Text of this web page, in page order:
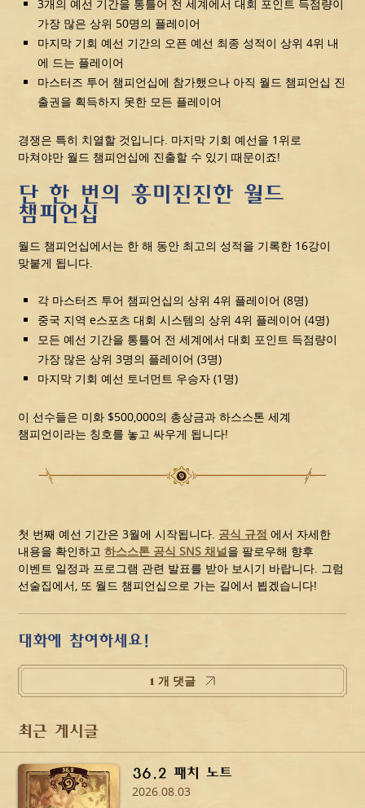
3개의 예선 기간을 통틀어 전 세계에서 대회 포인트 득점량이
가장 많은 상위 50명의 플레이어
마지막 기회 예선 기간의 오픈 예선 최종 성적이 상위 4위 내
에 드는 플레이어
마스터즈 투어 챔피언십에 참가했으나 아직 월드 챔피언십 진
출권을 획득하지 못한 모든 플레이어
경쟁은 특히 치열할 것입니다. 마지막 기회 예선을 1위로
마쳐야만 월드 챔피언십에 진출할 수 있기 때문이죠!
단 한 번의 흥미진진한 월드
챔피언십
월드 챔피언십에서는 한 해 동안 최고의 성적을 기록한 16강이
맞붙게 됩니다.
각 마스터즈 투어 챔피언십의 상위 4위 플레이어 (8명)
중국 지역 e스포츠 대회 시스템의 상위 4위 플레이어 (4명)
모든 예선 기간을 통틀어 전 세계에서 대회 포인트 득점량이
가장 많은 상위 3명의 플레이어 (3명)
마지막 기회 예선 토너먼트 우승자 (1명)
이 선수들은 미화 $500,000의 총상금과 하스스톤 세계
챔피언이라는 칭호를 놓고 싸우게 됩니다!
첫 번째 예선 기간은 3월에 시작됩니다. 공식 규정 에서 자세한
내용을 확인하고하스스톤 공식 SNS 채널을 팔로우해 향후
이벤트 일정과 프로그램 관련 발표를 받아 보시기 바랍니다. 그럼
선술집에서, 또 월드 챔피언십으로 가는 길에서 뵙겠습니다!
대화에 참여하세요!
1 개 댓글
최근 게시글
36.2 패치 노트
2026.08.03